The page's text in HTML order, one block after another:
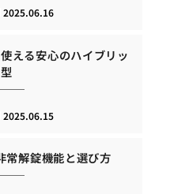
2025.06.16
える安心のハイブリッ
2025.06.15
常解錠機能と選び方